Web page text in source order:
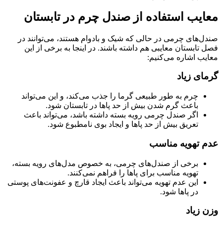
معایب استفاده از صندل چرم در تابستان
صندل‌های چرمی در حالی که شیک و بادوام هستند، می‌توانند در
فصل تابستان معایبی هم داشته باشند. در اینجا به برخی از این
معایب اشاره می‌کنیم:
گرمای زیاد
چرم به طور طبیعی گرما را جذب می‌کند، و این می‌تواند
باعث گرم شدن بیش از حد پاها در تابستان شود.
اگر صندل چرمی رویه بسته داشته باشد، می‌تواند باعث
تعریق بیش از حد پاها و ایجاد بوی نامطبوع شود.
عدم تهویه مناسب
برخی از صندل‌های چرمی، به خصوص مدل‌های رویه بسته،
تهویه مناسب برای پاها را فراهم نمی‌کنند.
این عدم تهویه می‌تواند باعث ایجاد قارچ و عفونت‌های پوستی
در پاها شود.
وزن زیاد